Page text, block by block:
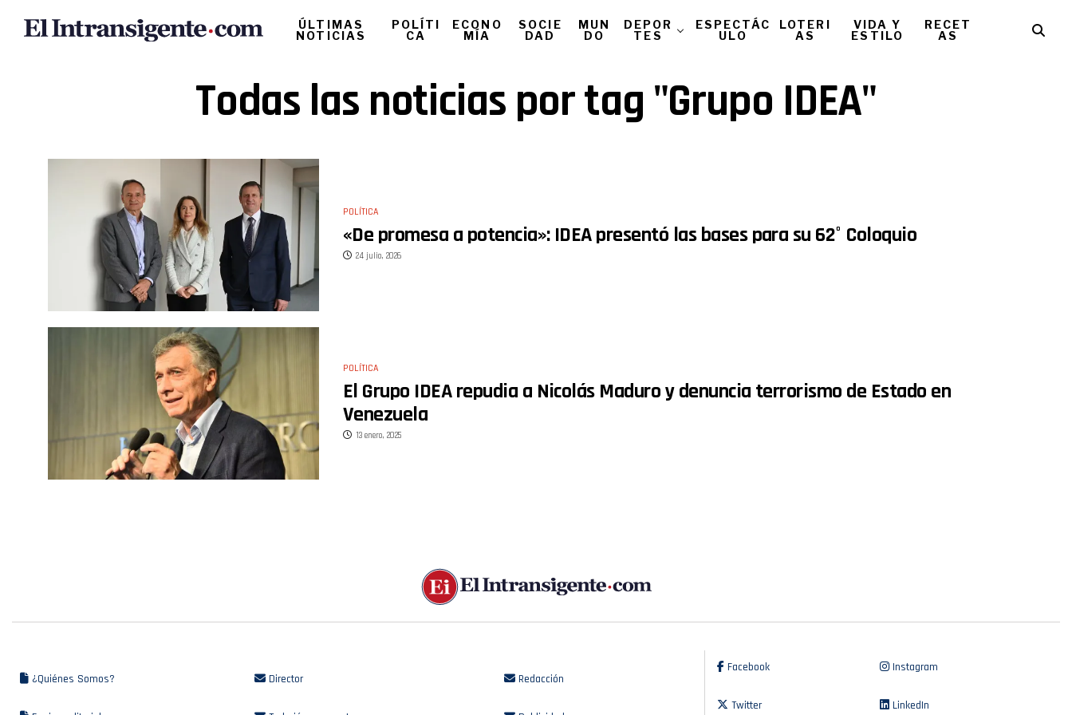
ÚLTIMAS
NOTICIAS
POLÍTI
CA
ECONO
MÍA
SOCIE
DAD
MUN
DO
DEPOR
TES
ESPECTÁC
ULO
LOTERI
AS
VIDA Y
ESTILO
RECET
AS
Todas las noticias por tag "Grupo IDEA"
POLÍTICA
«De promesa a potencia»: IDEA presentó las bases para su 62° Coloquio
24 julio, 2026
POLÍTICA
El Grupo IDEA repudia a Nicolás Maduro y denuncia terrorismo de Estado en
Venezuela
13 enero, 2025
¿Quiénes Somos? Director Redacción
Facebook Instagram
Twitter LinkedIn